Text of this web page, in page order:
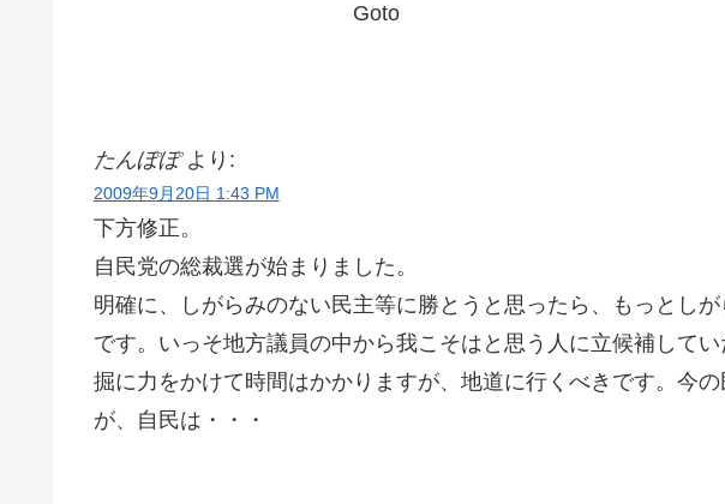
Goto
たんぽぽ より:
2009年9月20日 1:43 PM
下方修正。
自民党の総裁選が始まりました。
明確に、しがらみのない民主等に勝とうと思ったら、もっとし
です。いっそ地方議員の中から我こそはと思う人に立候補して
掘に力をかけて時間はかかりますが、地道に行くべきです。今
が、自民は・・・